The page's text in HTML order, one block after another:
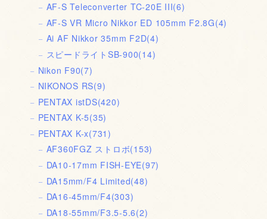
AF-S Teleconverter TC-20E III(6)
AF-S VR Micro Nikkor ED 105mm F2.8G(4)
Ai AF Nikkor 35mm F2D(4)
スピードライトSB-900(14)
Nikon F90(7)
NIKONOS RS(9)
PENTAX istDS(420)
PENTAX K-5(35)
PENTAX K-x(731)
AF360FGZ ストロボ(153)
DA10-17mm FISH-EYE(97)
DA15mm/F4 Limited(48)
DA16-45mm/F4(303)
DA18-55mm/F3.5-5.6(2)